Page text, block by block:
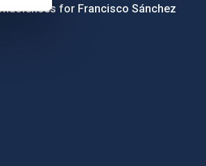
for Francisco Sánchez